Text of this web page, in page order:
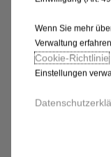
Code
Beim
Wenn Sie mehr
Verwaltung
Cookie‑Richtlinie
Einstellungen